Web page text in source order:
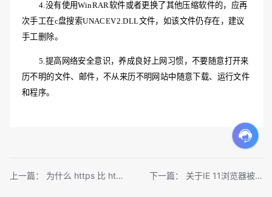
4.没有使用WinRAR软件或者更换了其他压缩软件的，应再
次手工在c盘搜索UNACEV2.DLL文件，如该文件仍存在，建议
手工删除。
5.提高网络安全意识，养成良好上网习惯，不要随意打开来
历不明的文件、邮件，不从来历不明网站中随意下载、运行文件
和程序。
上一篇： 为什么 https 比 http 更安全？ 下一篇： 关于IE 11浏览器被爆安全漏洞的安全公告